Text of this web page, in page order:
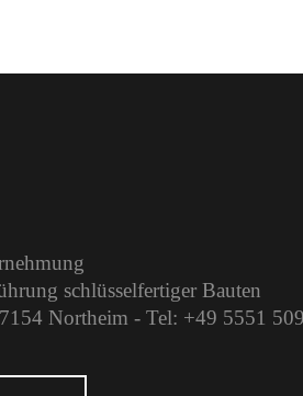
schlüsselfertiger Bauten
Northeim - Tel: +49 5551